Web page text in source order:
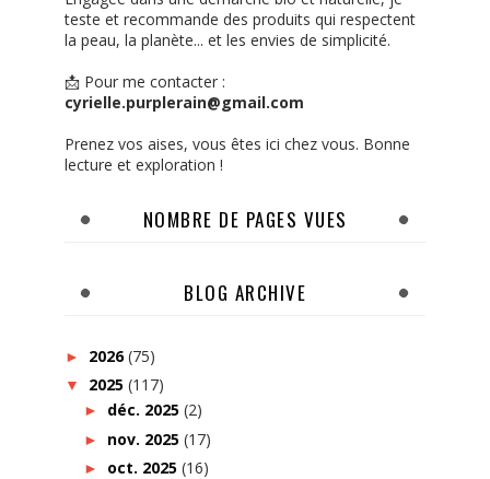
teste et recommande des produits qui respectent
la peau, la planète... et les envies de simplicité.
📩 Pour me contacter :
cyrielle.purplerain@gmail.com
Prenez vos aises, vous êtes ici chez vous. Bonne
lecture et exploration !
NOMBRE DE PAGES VUES
BLOG ARCHIVE
► 2026(75)
▼ 2025 (117)
► déc. 2025 (2)
► nov. 2025 (17)
► oct. 2025 (16)